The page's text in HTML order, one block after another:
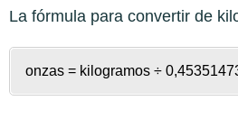
La fórmula para convertir de
onzas = kilogramos ÷